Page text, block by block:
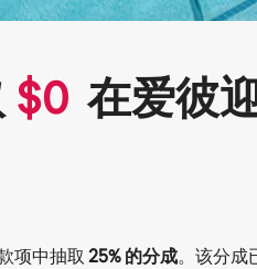
$0 在爱彼
项中抽取 25%的分成。该分成